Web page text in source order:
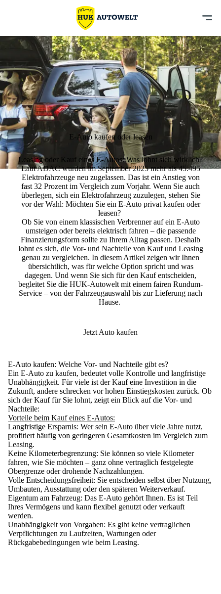
E-Auto kaufen oder leasen
Leasing oder Kauf eines E-Autos: Was lohnt sich wirklich?
Laut ADAC wurden im September 2025mehr als 45.495
Elektrofahrzeuge neu zugelassen. Das ist ein Anstieg von
fast 32 Prozent im Vergleich zum Vorjahr. Wenn Sie auch
überlegen, sich ein Elektrofahrzeug zuzulegen, stehen Sie
vor der Wahl: Möchten Sie ein E-Auto privat kaufen oder
leasen?
Ob Sie von einem klassischen Verbrenner auf ein E-Auto
umsteigen oder bereits elektrisch fahren – die passende
Finanzierungsform sollte zu Ihrem Alltag passen. Deshalb
lohnt es sich, die Vor- und Nachteile von Kauf und Leasing
genau zu vergleichen. In diesem Artikel zeigen wir Ihnen
übersichtlich, was für welche Option spricht und was
dagegen. Und wenn Sie sich für den Kauf entscheiden,
begleitet Sie die HUK-Autowelt mit einem fairen Rundum-
Service – von der Fahrzeugauswahl bis zur Lieferung nach
Hause.
Jetzt Auto kaufen
E-Auto kaufen: Welche Vor- und Nachteile gibt es?
Ein E-Auto zu kaufen, bedeutet volle Kontrolle und langfristige
Unabhängigkeit. Für viele ist der Kauf eine Investition in die
Zukunft, andere schrecken vor hohen Einstiegskosten zurück. Ob
sich der Kauf für Sie lohnt, zeigt ein Blick auf die Vor- und
Nachteile:
Vorteile beim Kauf eines E-Autos:
Langfristige Ersparnis: Wer sein E-Auto über viele Jahre nutzt,
profitiert häufig von geringeren Gesamtkosten im Vergleich zum
Leasing.
Keine Kilometerbegrenzung: Sie können so viele Kilometer
fahren, wie Sie möchten – ganz ohne vertraglich festgelegte
Obergrenze oder drohende Nachzahlungen.
Volle Entscheidungsfreiheit: Sie entscheiden selbst über Nutzung,
Umbauten, Ausstattung oder den späteren Weiterverkauf.
Eigentum am Fahrzeug: Das E-Auto gehört Ihnen. Es ist Teil
Ihres Vermögens und kann flexibel genutzt oder verkauft
werden.
Unabhängigkeit von Vorgaben: Es gibt keine vertraglichen
Verpflichtungen zu Laufzeiten, Wartungen oder
Rückgabebedingungen wie beim Leasing.